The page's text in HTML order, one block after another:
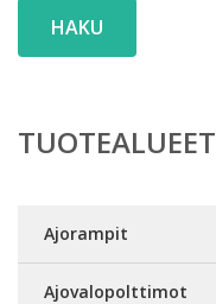
HAKU
TUOTEALUEET
Ajorampit
Ajovalopolttimot